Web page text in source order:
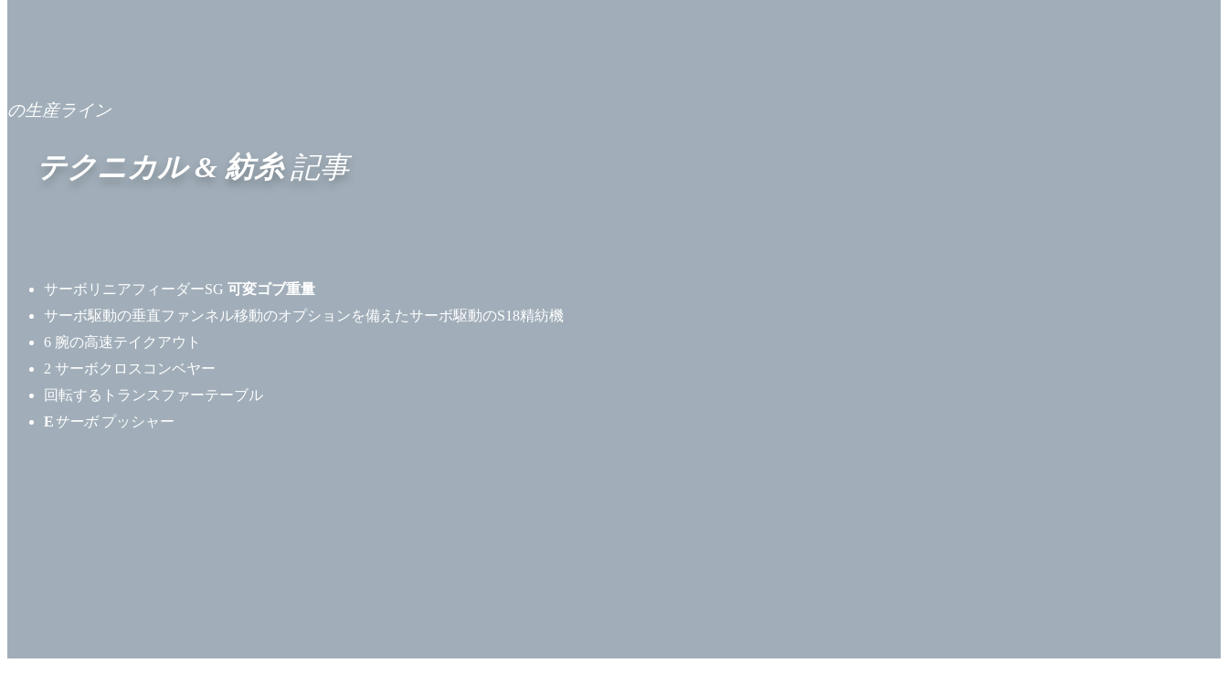
の生産ライン
テクニカル & 紡糸記事
サーボリニアフィーダーSG 可変ゴブ重量
サーボ駆動の垂直ファンネル移動のオプションを備えたサーボ駆動のS18精紡機
6 腕の高速テイクアウト
2 サーボクロスコンベヤー
回転するトランスファーテーブル
Eサーボプッシャー